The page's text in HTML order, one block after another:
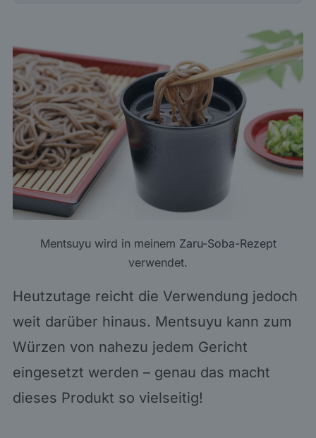
Mentsuyu wird in meinem Zaru-Soba-Rezept
verwendet.
Heutzutage reicht die Verwendung jedoch
weit darüber hinaus. Mentsuyu kann zum
Würzen von nahezu jedem Gericht
eingesetzt werden – genau das macht
dieses Produkt so vielseitig!